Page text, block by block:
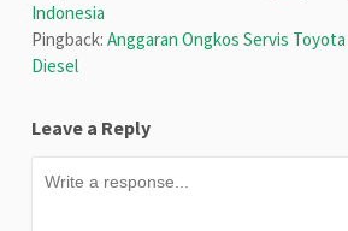
Indonesia
Pingback:Anggaran Ongkos Servis
Diesel
Leave a Reply